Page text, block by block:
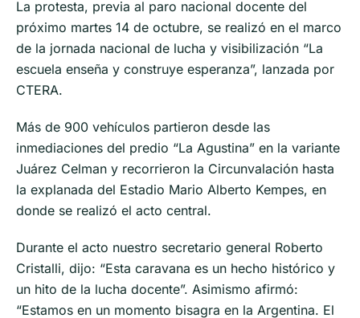
La protesta, previa al paro nacional docente del
próximo martes 14 de octubre, se realizó en el marco
de la jornada nacional de lucha y visibilización “La
escuela enseña y construye esperanza”, lanzada por
CTERA.
Más de 900 vehículos partieron desde las
inmediaciones del predio “La Agustina” en la variante
Juárez Celman y recorrieron la Circunvalación hasta
la explanada del Estadio Mario Alberto Kempes, en
donde se realizó el acto central.
Durante el acto nuestro secretario general Roberto
Cristalli, dijo: “Esta caravana es un hecho histórico y
un hito de la lucha docente”. Asimismo afirmó:
“Estamos en un momento bisagra en la Argentina. El